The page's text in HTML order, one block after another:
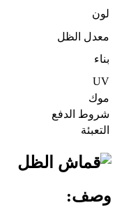
لون
معدل الظل
بناء
UV
موك
شروط الدفع
التعبئة
وصف: